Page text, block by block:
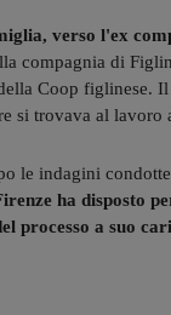
verso l'ex
compagnia di
Coop figlinese.
si trovava al lavoro
le indagini
ha disposto
processo a suo